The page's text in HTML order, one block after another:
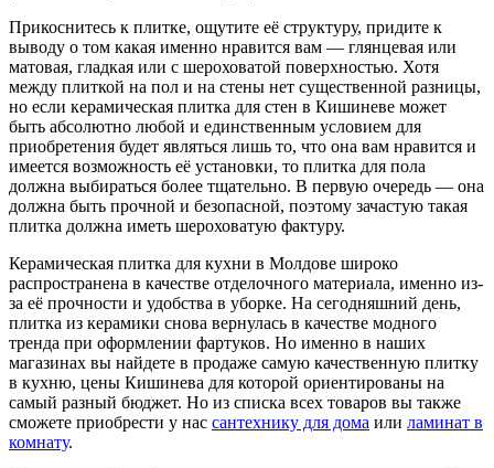
Прикоснитесь к плитке, ощутите её структуру, придите к
выводу о том какая именно нравится вам — глянцевая или
матовая, гладкая или с шероховатой поверхностью. Хотя
между плиткой на пол и на стены нет существенной разницы,
но если керамическая плитка для стен в Кишиневе может
быть абсолютно любой и единственным условием для
приобретения будет являться лишь то, что она вам нравится и
имеется возможность её установки, то плитка для пола
должна выбираться более тщательно. В первую очередь — она
должна быть прочной и безопасной, поэтому зачастую такая
плитка должна иметь шероховатую фактуру.
Керамическая плитка для кухни в Молдове широко
распространена в качестве отделочного материала, именно из-
за её прочности и удобства в уборке. На сегодняшний день,
плитка из керамики снова вернулась в качестве модного
тренда при оформлении фартуков. Но именно в наших
магазинах вы найдете в продаже самую качественную плитку
в кухню, цены Кишинева для которой ориентированы на
самый разный бюджет. Но из списка всех товаров вы также
сможете приобрести у нас сантехнику для дома или ламинат в
комнату.